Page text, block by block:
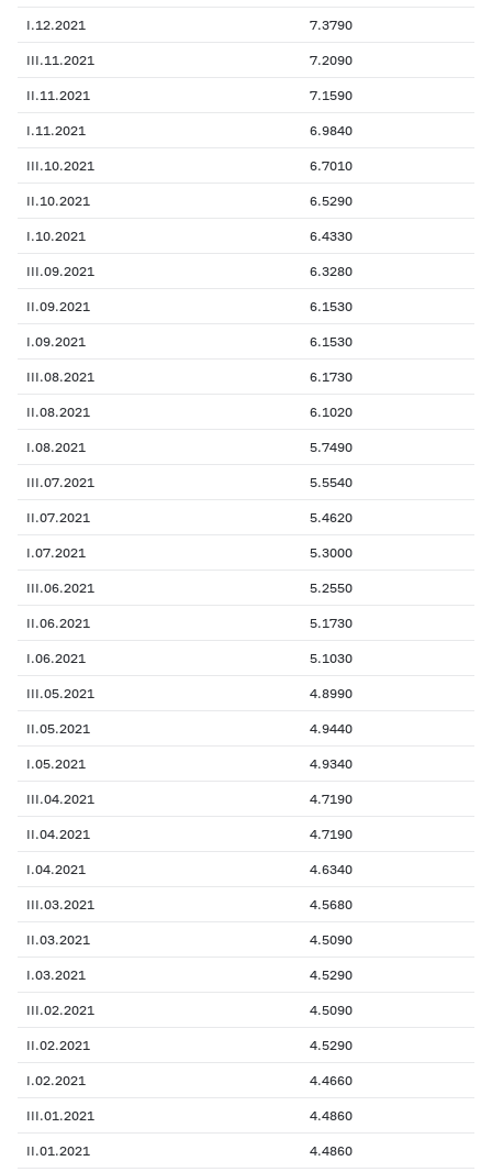
I.12.2021 7.3790
III.11.2021 7.2090
II.11.2021 7.1590
I.11.2021 6.9840
III.10.2021 6.7010
II.10.2021 6.5290
I.10.2021 6.4330
III.09.2021 6.3280
II.09.2021 6.1530
I.09.2021 6.1530
III.08.2021 6.1730
II.08.2021 6.1020
I.08.2021 5.7490
III.07.2021 5.5540
II.07.2021 5.4620
I.07.2021 5.3000
III.06.2021 5.2550
II.06.2021 5.1730
I.06.2021 5.1030
III.05.2021 4.8990
II.05.2021 4.9440
I.05.2021 4.9340
III.04.2021 4.7190
II.04.2021 4.7190
I.04.2021 4.6340
III.03.2021 4.5680
II.03.2021 4.5090
I.03.2021 4.5290
III.02.2021 4.5090
II.02.2021 4.5290
I.02.2021 4.4660
III.01.2021 4.4860
II.01.2021 4.4860